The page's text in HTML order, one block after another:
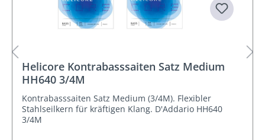
Helicore Kontrabasssaiten Satz Medium
HH640 3/4M
Kontrabasssaiten Satz Medium (3/4M). Flexibler
Stahlseilkern für kräftigen Klang. D'Addario HH640
3/4M